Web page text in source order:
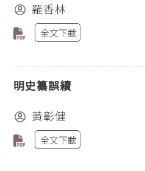
羅香林
全文下載
明史纂誤續
黃彰健
全文下載